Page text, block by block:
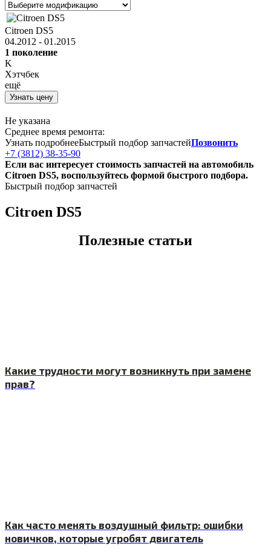
Citroen DS5
04.2012 - 01.2015
1 поколение
K
Хэтчбек
ещё
Узнать цену
Не указана
Среднее время ремонта:
Узнать подробнееБыстрый подбор запчастейПозвонить
+7 (3812) 38-35-90
Если вас интересует стоимость запчастей на автомобиль
Citroen DS5, воспользуйтесь формой быстрого подбора.
Быстрый подбор запчастей
Citroen DS5
Полезные статьи
Какие трудности могут возникнуть при замене
прав?
Как часто менять воздушный фильтр: ошибки
новичков, которые угробят двигатель